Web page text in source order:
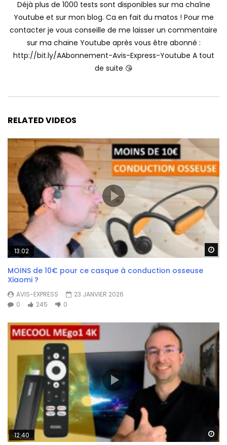
Déjà plus de 1000 tests sont disponibles sur ma chaîne
Youtube et sur mon blog. Ca en fait du matos ! Pour me
contacter je vous conseille de me laisser un commentaire
sur ma chaine Youtube après vous être abonné :
http://bit.ly/AAbonnement-Avis-Express-Youtube A tout
de suite 😘
RELATED VIDEOS
13:02
MOINS de 10€ pour ce casque à conduction osseuse
Xiaomi ?
AVIS-EXPRESS
23 JANVIER 2026
0
245 0
12:40